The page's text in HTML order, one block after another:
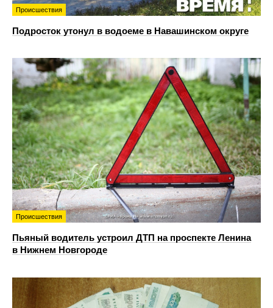
Происшествия
Подросток утонул в водоеме в Навашинском округе
Происшествия
Пьяный водитель устроил ДТП на проспекте Ленина
в Нижнем Новгороде